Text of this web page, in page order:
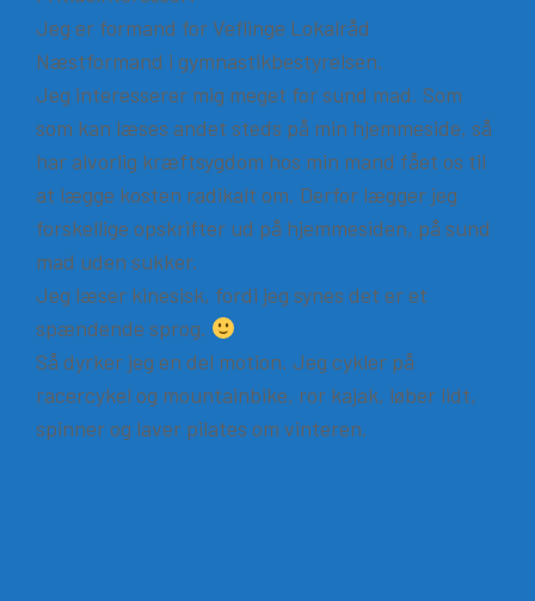
Jeg er formand for Veflinge Lokalråd
Næstformand i gymnastikbestyrelsen.
Jeg interesserer mig meget for sund mad. Som
som kan læses andet steds på min hjemmeside, så
har alvorlig kræftsygdom hos min mand fået os til
at lægge kosten radikalt om. Derfor lægger jeg
forskellige opskrifter ud på hjemmesiden, på sund
mad uden sukker.
Jeg læser kinesisk, fordi jeg synes det er et
spændende sprog.
Så dyrker jeg en del motion. Jeg cykler på
racercykel og mountainbike, ror kajak, løber lidt,
spinner og laver pilates om vinteren.